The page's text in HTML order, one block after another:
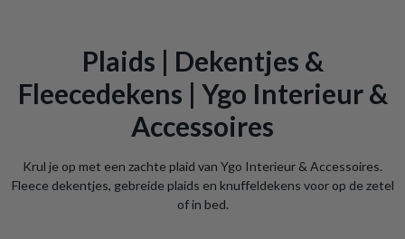
Plaids | Dekentjes &
Fleecedekens | Ygo Interieur &
Accessoires
Krul je op met een zachte plaid van Ygo Interieur & Accessoires.
Fleece dekentjes, gebreide plaids en knuffeldekens voor op de zetel
of in bed.